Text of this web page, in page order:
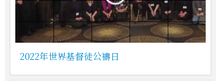
2022年世界基督徒公禱日